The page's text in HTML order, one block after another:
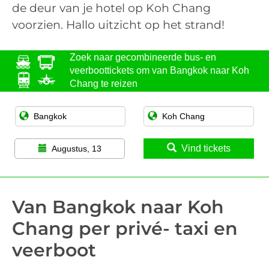
de deur van je hotel op Koh Chang
voorzien. Hallo uitzicht op het strand!
Zoek naar gecombineerde bus- en
veerboottickets om van Bangkok naar Koh
Chang te reizen
Augustus, 13 Vind tickets
Van Bangkok naar Koh
Chang per privé- taxi en
veerboot